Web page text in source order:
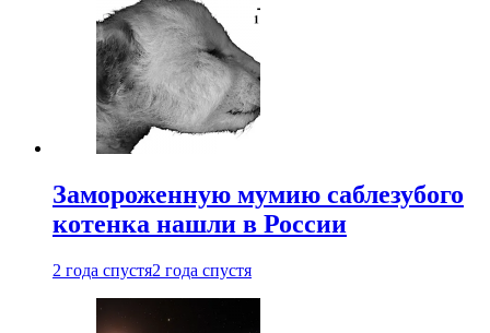
Замороженную мумию саблезубого
котенка нашли в России
2 года спустя2 года спустя